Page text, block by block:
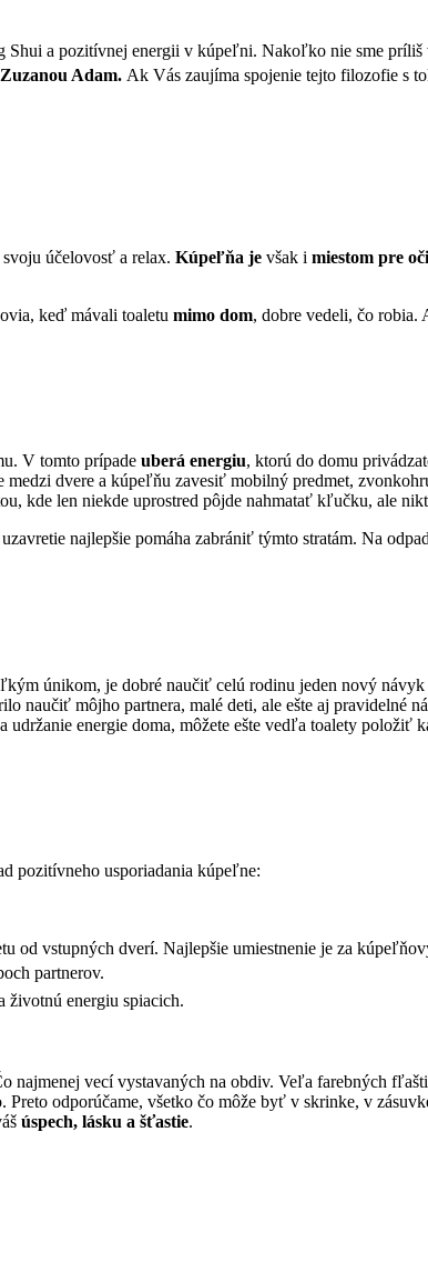
a pozitívnej energii v kúpeľni. Nakoľko nie sme
Zuzanou Adam. Ak Vás zaujíma spojenie tejto filozofie s
účelovosť a relax. Kúpeľňa je však i miestom pre
keď mávali toaletu mimo dom, dobre vedeli, čo robia.
V tomto prípade uberá energiu, ktorú do domu
dvere a kúpeľňu zavesiť mobilný predmet,
kde len niekde uprostred pôjde nahmatať kľučku, ale
najlepšie pomáha zabrániť týmto stratám. Na
únikom, je dobré naučiť celú rodinu jeden nový návyk
naučiť môjho partnera, malé deti, ale ešte aj pravidelné
udržanie energie doma, môžete ešte vedľa toalety položiť
pozitívneho usporiadania kúpeľne:
od vstupných dverí. Najlepšie umiestnenie je za
partnerov.
životnú energiu spiacich.
najmenej vecí vystavaných na obdiv. Veľa farebných
odporúčame, všetko čo môže byť v skrinke, v
úspech, lásku a šťastie.